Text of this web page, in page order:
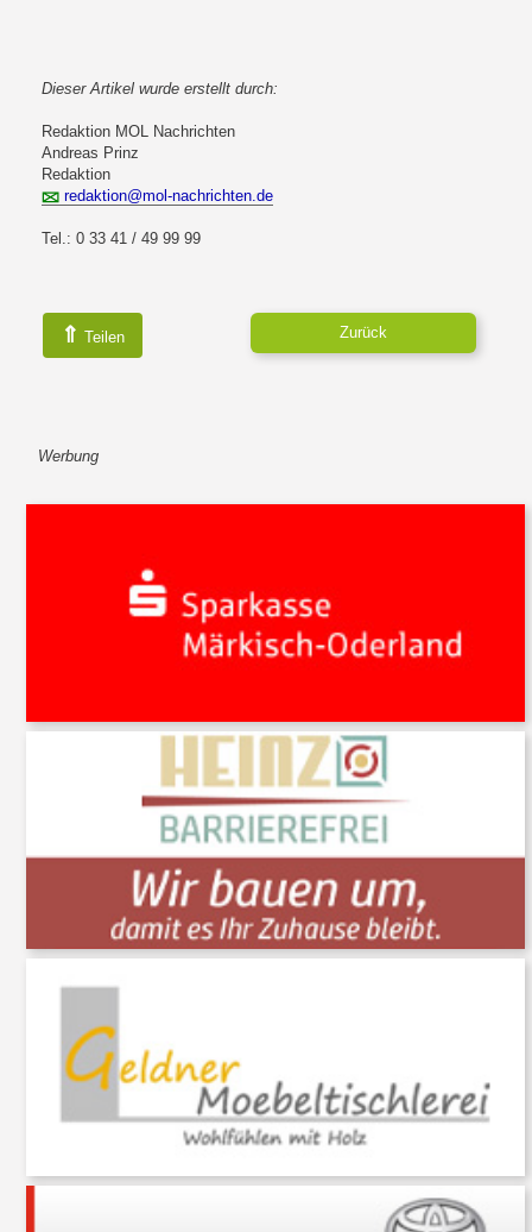
Dieser Artikel wurde erstellt durch:
Redaktion MOL Nachrichten
Andreas Prinz
Redaktion
redaktion@mol-nachrichten.de
Tel.: 0 33 41 / 49 99 99
⇑ Teilen Zurück
Werbung